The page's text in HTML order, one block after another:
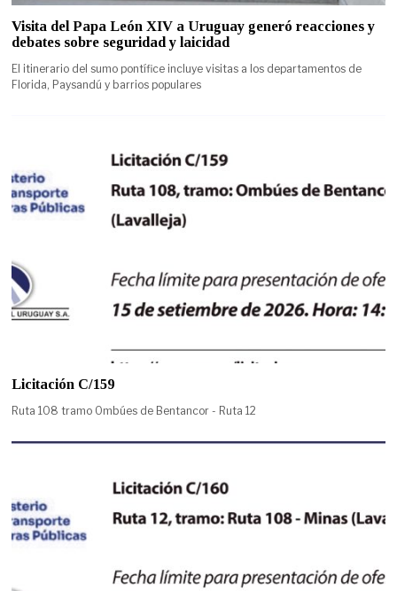
Visita del Papa León XIV a Uruguay generó reacciones y
debates sobre seguridad y laicidad
El itinerario del sumo pontífice incluye visitas a los departamentos de
Florida, Paysandú y barrios populares
Licitación C/159
Ruta 108 tramo Ombúes de Bentancor - Ruta 12